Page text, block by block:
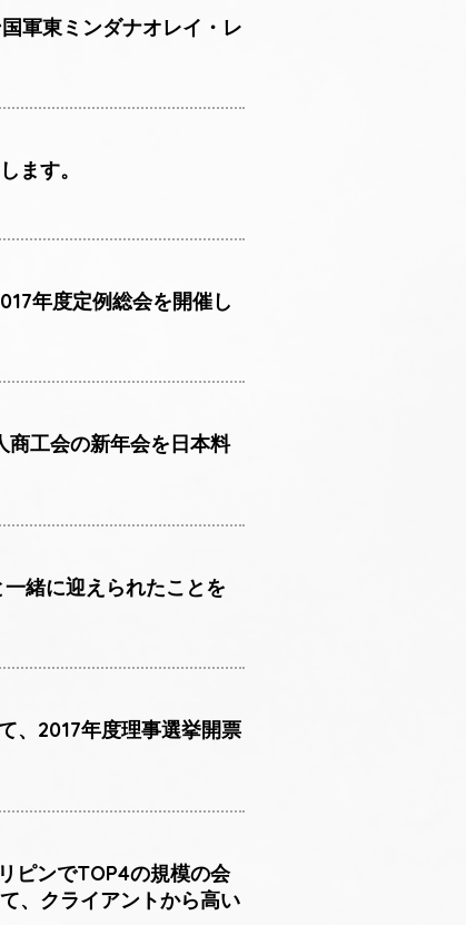
軍東ミンダナオレイ・レ
ます。
年度定例総会を開催し
商工会の新年会を日本料
緒に迎えられたことを
、2017年度理事選挙開票
ピンでTOP4の規模の会
、クライアントから高い